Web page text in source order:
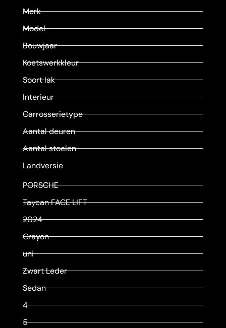
Merk
Model
Bouwjaar
Koetswerkkleur
Soort lak
Interieur
Carrosserietype
Aantal deuren
Aantal stoelen
Landversie
PORSCHE
Taycan FACE LIFT
2024
Crayon
uni
Zwart Leder
Sedan
4
5